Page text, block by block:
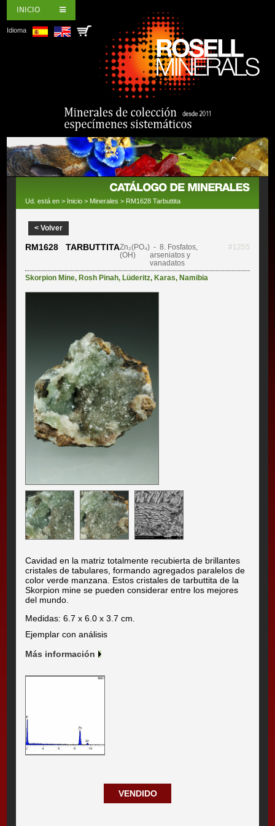
INICIO
Idioma
Ud. está en > Inicio > Minerales > RM1628 Tarbuttita
< Volver
RM1628 TARBUTTITAZn₂(PO₄)
(OH)
- 8. Fosfatos,
arseniatos y
vanadatos
#1255
Skorpion Mine,Rosh Pinah,Lüderitz,Karas,Namibia
Cavidad en la matriz totalmente recubierta de brillantes
cristales de tabulares, formando agregados paralelos de
color verde manzana. Estos cristales de tarbuttita de la
Skorpion mine se pueden considerar entre los mejores
del mundo.
Medidas: 6.7 x 6.0 x 3.7 cm.
Ejemplar con análisis
Más información
VENDIDO